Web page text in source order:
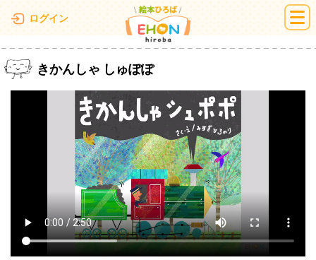
ログイン 絵本ひろば
きかんしゃ しゅぽぽ